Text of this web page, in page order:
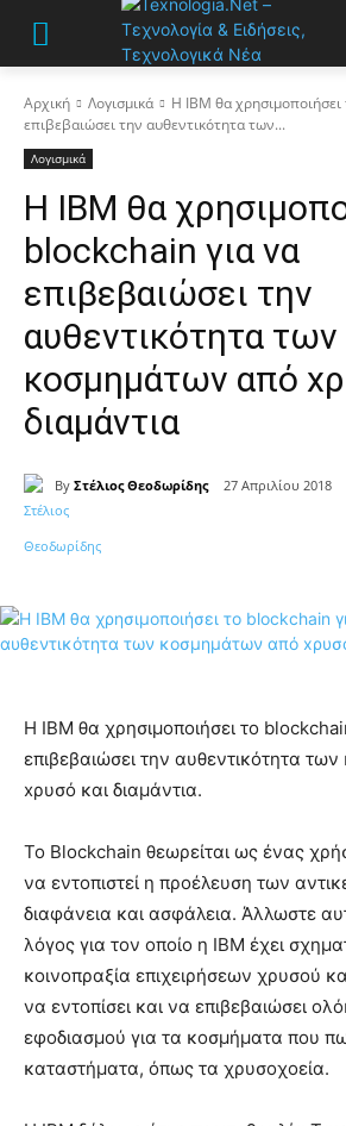
Αρχική Λογισμικά
Η IBM θα
επιβεβαιώσει την αυθεντικότητα των...
Λογισμικά
Η IBM θα
blockchain για να
επιβεβαιώσει την
αυθεντικότητα των
κοσμημάτων από
διαμάντια
By Στέλιος Θεοδωρίδης 27 Απριλίου 2018
Η IBM θα χρησιμοποιήσει το
επιβεβαιώσει την αυθεντικότητα
xρυσό και διαμάντια.
Το Blockchain θεωρείται ως ένας
να εντοπιστεί η προέλευση των
διαφάνεια και ασφάλεια. Άλλωστε
λόγος για τον οποίο η IBM έχει
κοινοπραξία επιχειρήσεων χρυσού
να εντοπίσει και να επιβεβαιώσει
εφοδιασμού για τα κοσμήματα που
καταστήματα, όπως τα χρυσοχοεία.